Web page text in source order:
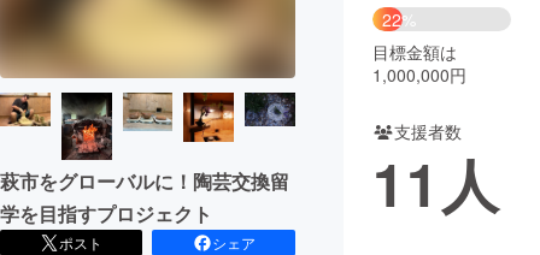
まちづくり・地域活性化
CAMPFIRE for Social Good
CAMPFIREふるさと納税machi-ya コミュニティ
萩市をグローバルに！陶芸交換留
学を目指すプロジェクト
ポスト
シェア
22%
目標金額は
1,000,000円
支援者数
11 人